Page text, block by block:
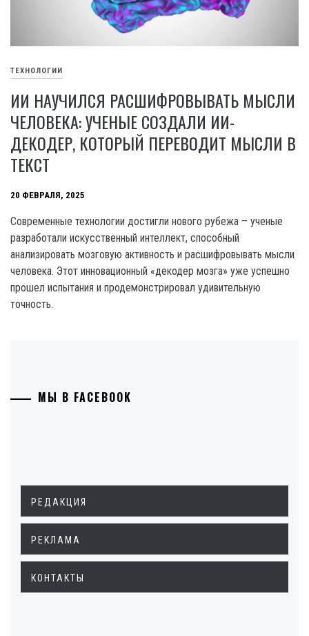
ТЕХНОЛОГИИ
ИИ НАУЧИЛСЯ РАСШИФРОВЫВАТЬ МЫСЛИ
ЧЕЛОВЕКА: УЧЕНЫЕ СОЗДАЛИ ИИ-
ДЕКОДЕР, КОТОРЫЙ ПЕРЕВОДИТ МЫСЛИ В
ТЕКСТ
20 ФЕВРАЛЯ, 2025
Современные технологии достигли нового рубежа – ученые
разработали искусственный интеллект, способный
анализировать мозговую активность и расшифровывать мысли
человека. Этот инновационный «декодер мозга» уже успешно
прошел испытания и продемонстрировал удивительную
точность.
МЫ В FACEBOOK
РЕДАКЦИЯ
РЕКЛАМА
КОНТАКТЫ